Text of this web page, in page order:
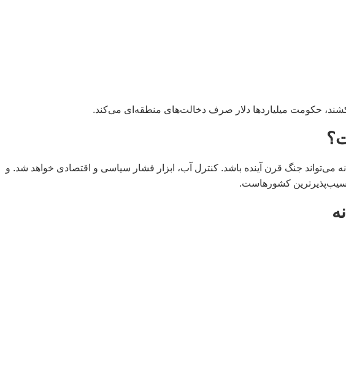
حکومت میلیاردها دلار صرف دخالت‌های منطقه‌ای می‌کند.
می‌تواند جنگ قرن آینده باشد. کنترل آب، ابزار فشار سیاسی و اقتصادی خواهد شد. و
کشورهاست.